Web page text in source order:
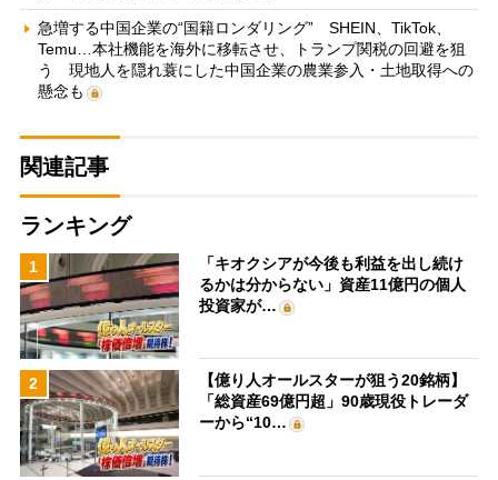
急増する中国企業の“国籍ロンダリング” SHEIN、TikTok、
Temu…本社機能を海外に移転させ、トランプ関税の回避を狙
う 現地人を隠れ蓑にした中国企業の農業参入・土地取得への
懸念も
関連記事
ランキング
1
「キオクシアが今後も利益を出し続け
るかは分からない」資産11億円の個人
投資家が…
2
【億り人オールスターが狙う20銘柄】
「総資産69億円超」90歳現役トレーダ
ーから“10…